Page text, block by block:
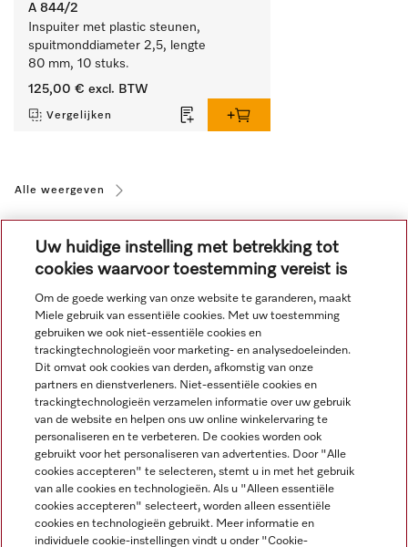
A 844/2
Inspuiter met plastic steunen,
spuitmonddiameter 2,5, lengte
80 mm, 10 stuks.
125,00 € excl. BTW
Vergelijken
Alle weergeven
Navigatie
Service
Uw huidige instelling met betrekking tot
cookies waarvoor toestemming vereist is
Om de goede werking van onze website te garanderen, maakt
Miele gebruik van essentiële cookies. Met uw toestemming
gebruiken we ook niet-essentiële cookies en
trackingtechnologieën voor marketing- en analysedoeleinden.
Dit omvat ook cookies van derden, afkomstig van onze
partners en dienstverleners. Niet-essentiële cookies en
trackingtechnologieën verzamelen informatie over uw gebruik
van de website en helpen ons uw online winkelervaring te
personaliseren en te verbeteren. De cookies worden ook
gebruikt voor het personaliseren van advertenties. Door "Alle
cookies accepteren" te selecteren, stemt u in met het gebruik
van alle cookies en technologieën. Als u "Alleen essentiële
cookies accepteren" selecteert, worden alleen essentiële
cookies en technologieën gebruikt. Meer informatie en
individuele cookie-instellingen vindt u onder "Cookie-